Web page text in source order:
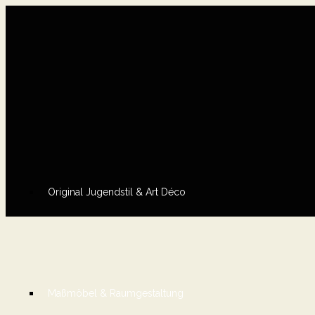
Original Jugendstil & Art Déco
Maßmöbel & Raumgestaltung